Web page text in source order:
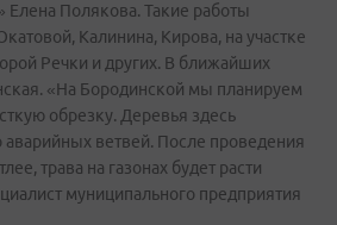
Елена Полякова. Такие работы
Калинина, Кирова, на участке
Речки и других. В ближайших
«На Бородинской мы планируем
обрезку. Деревья здесь
аварийных ветвей. После проведения
трава на газонах будет расти
муниципального предприятия